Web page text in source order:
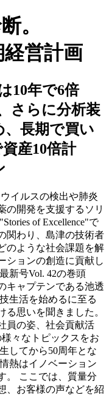
。
営計画
10年で6倍
さらに分析装
長期で買い
産10倍計
イルスの検出や肺炎
の開発を支援するソリ
of Excellence"で
関わり、島津の技術者
のような社会課題を解
ションの創造に貢献し
新号Vol. 42の巻頭
キャプテンである池透
生活を始めるに至る
る思いを聞きました。
員の姿、社会貢献活
々なトピックスをお
してから50周年とな
熱はイノベーション
。 ここでは、質量分
、お客様の声などを紹